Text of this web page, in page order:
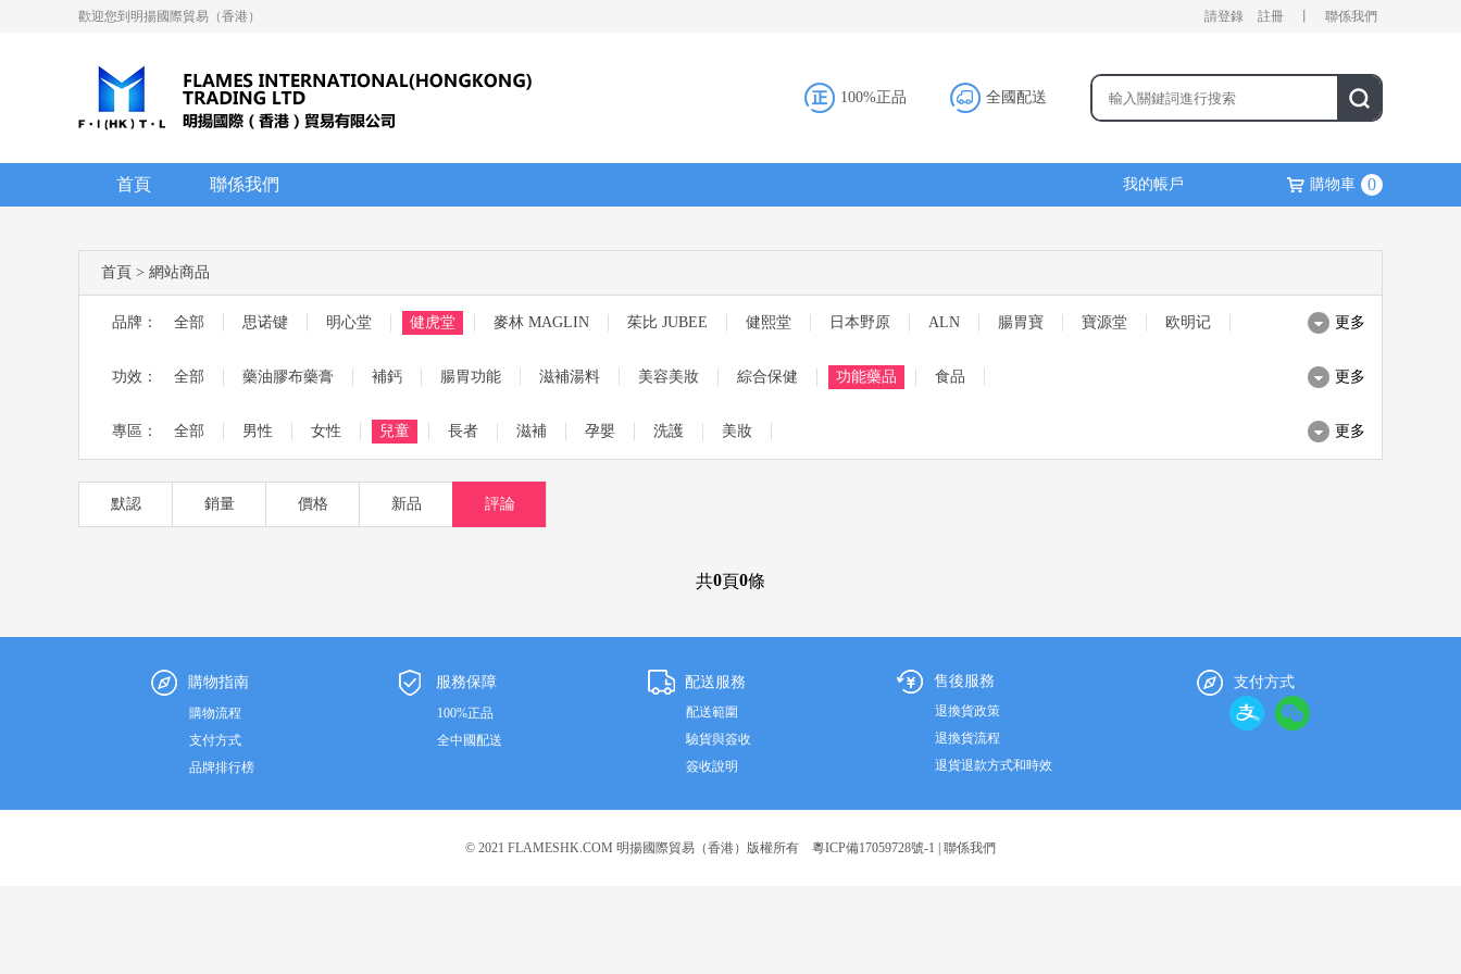
歡迎您到明揚國際貿易（香港） 請登錄 註冊 聯係我們
100%正品 全國配送
首頁 聯係我們 我的帳戶 購物車 0
首頁 > 網站商品
品牌： 全部 思诺键 明心堂 健虎堂 麥林 MAGLIN 茱比 JUBEE 健熙堂 日本野原 ALN 腸胃寶 寶源堂 欧明记 更多
功效： 全部 藥油膠布藥膏 補鈣 腸胃功能 滋補湯料 美容美妝 綜合保健 功能藥品 食品 更多
專區： 全部 男性 女性 兒童 長者 滋補 孕嬰 洗護 美妝 更多
默認 銷量 價格 新品 評論
共0頁0條
購物指南
購物流程
支付方式
品牌排行榜
服務保障
100%正品
全中國配送
配送服務
配送範圍
驗貨與簽收
簽收說明
售後服務
退換貨政策
退換貨流程
退貨退款方式和時效
支付方式
© 2021 FLAMESHK.COM 明揚國際貿易（香港）版權所有 粵ICP備17059728號-1 聯係我們